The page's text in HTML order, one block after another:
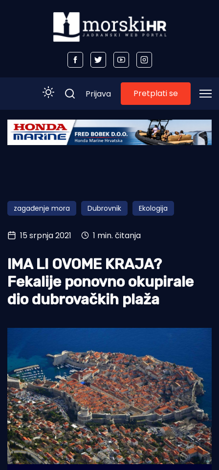
Početna
Obala
Otoci
Turizam i nautika
Pomorstvo
Ribolov
Ekologija
Prijava Pretplati se
zagađenje mora Dubrovnik Ekologija
15 srpnja 2021 1 min. čitanja
IMA LI OVOME KRAJA?
Fekalije ponovno okupirale
dio dubrovačkih plaža